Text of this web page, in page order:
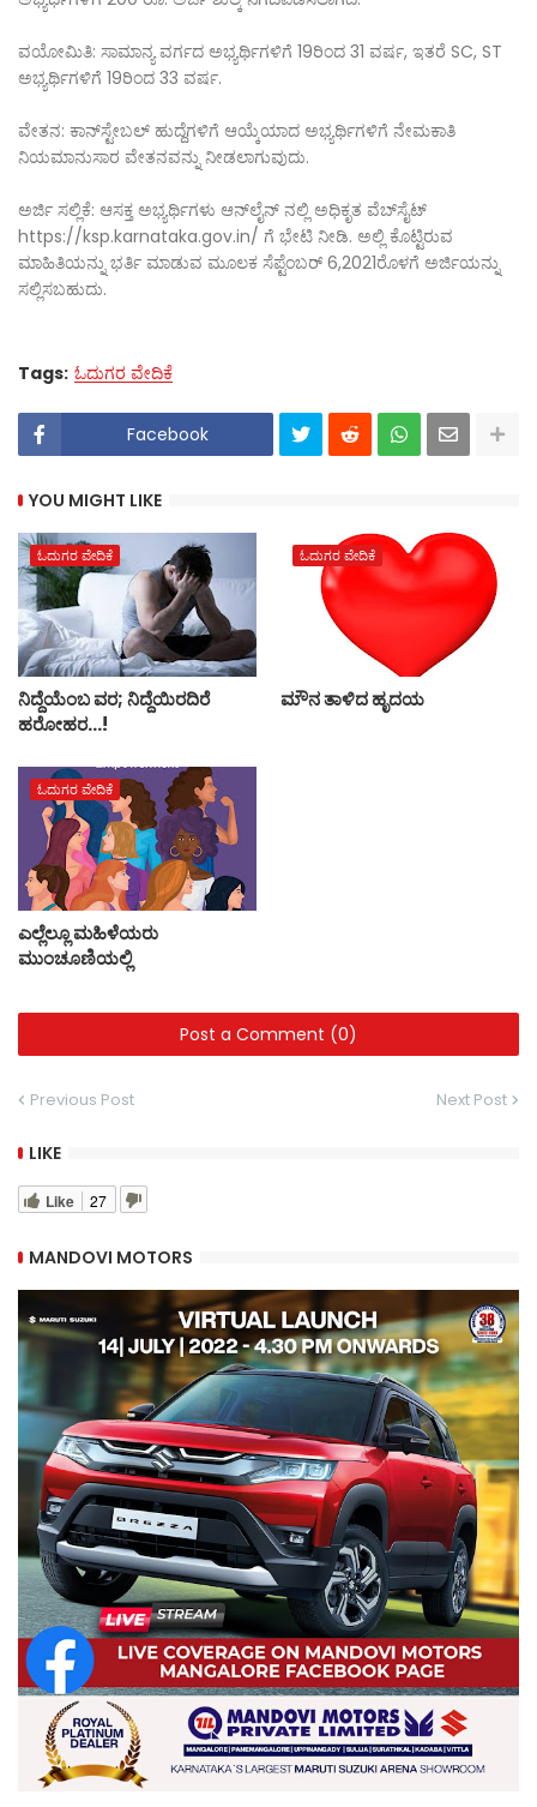
ವಯೋಮಿತಿ: ಸಾಮಾನ್ಯ ವರ್ಗದ ಅಭ್ಯರ್ಥಿಗಳಿಗೆ 19ರಿಂದ 31 ವರ್ಷ, ಇತರೆ SC, ST
ಅಭ್ಯರ್ಥಿಗಳಿಗೆ 19ರಿಂದ 33 ವರ್ಷ.
ವೇತನ: ಕಾನ್‌ಸ್ಟೇಬಲ್ ಹುದ್ದೆಗಳಿಗೆ ಆಯ್ಕೆಯಾದ ಅಭ್ಯರ್ಥಿಗಳಿಗೆ ನೇಮಕಾತಿ
ನಿಯಮಾನುಸಾರ ವೇತನವನ್ನು ನೀಡಲಾಗುವುದು.
ಅರ್ಜಿ ಸಲ್ಲಿಕೆ: ಆಸಕ್ತ ಅಭ್ಯರ್ಥಿಗಳು ಆನ್‌ಲೈನ್ ನಲ್ಲಿ ಅಧಿಕೃತ ವೆಬ್‌ಸೈಟ್
https://ksp.karnataka.gov.in/ ಗೆ ಭೇಟಿ ನೀಡಿ. ಅಲ್ಲಿ ಕೊಟ್ಟಿರುವ
ಮಾಹಿತಿಯನ್ನು ಭರ್ತಿ ಮಾಡುವ ಮೂಲಕ ಸೆಪ್ಟೆಂಬರ್ 6,2021ರೊಳಗೆ ಅರ್ಜಿಯನ್ನು
ಸಲ್ಲಿಸಬಹುದು.
Tags: ಓದುಗರ ವೇದಿಕೆ
Facebook
YOU MIGHT LIKE
ಓದುಗರ ವೇದಿಕೆ
ನಿದ್ದೆಯೆಂಬ ವರ; ನಿದ್ದೆಯಿರದಿರೆ
ಹರೋಹರ...!
ಓದುಗರ ವೇದಿಕೆ
ಮೌನ ತಾಳಿದ ಹೃದಯ
ಓದುಗರ ವೇದಿಕೆ
ಎಲ್ಲೆಲ್ಲೂ ಮಹಿಳೆಯರು
ಮುಂಚೂಣಿಯಲ್ಲಿ
Post a Comment (0)
Previous Post Next Post
LIKE
Like 27
MANDOVI MOTORS